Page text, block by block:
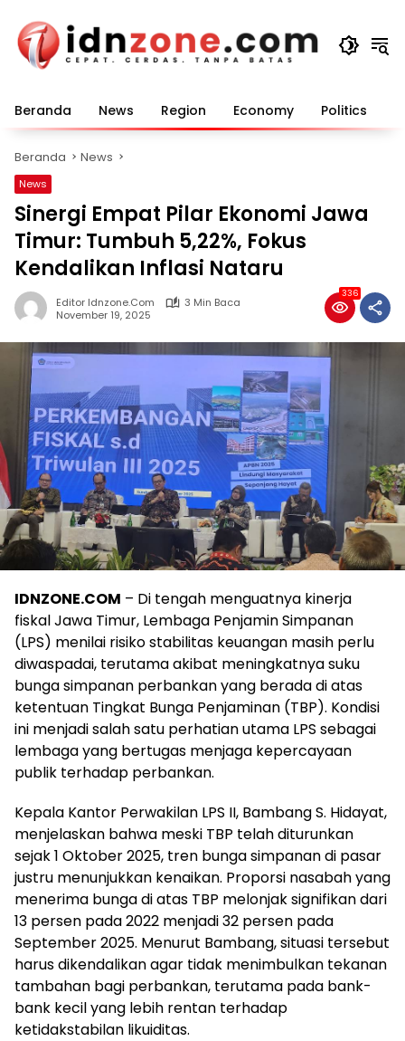
konten
Beranda News Region Economy Politics
Beranda News
News
Sinergi Empat Pilar Ekonomi Jawa
Timur: Tumbuh 5,22%, Fokus
Kendalikan Inflasi Nataru
Editor Idnzone.com
3 Min Baca
November 19, 2025
336
IDNZONE.COM – Di tengah menguatnya kinerja
fiskal Jawa Timur, Lembaga Penjamin Simpanan
(LPS) menilai risiko stabilitas keuangan masih perlu
diwaspadai, terutama akibat meningkatnya suku
bunga simpanan perbankan yang berada di atas
ketentuan Tingkat Bunga Penjaminan (TBP). Kondisi
ini menjadi salah satu perhatian utama LPS sebagai
lembaga yang bertugas menjaga kepercayaan
publik terhadap perbankan.
Kepala Kantor Perwakilan LPS II, Bambang S. Hidayat,
menjelaskan bahwa meski TBP telah diturunkan
sejak 1 Oktober 2025, tren bunga simpanan di pasar
justru menunjukkan kenaikan. Proporsi nasabah yang
menerima bunga di atas TBP melonjak signifikan dari
13 persen pada 2022 menjadi 32 persen pada
September 2025. Menurut Bambang, situasi tersebut
harus dikendalikan agar tidak menimbulkan tekanan
tambahan bagi perbankan, terutama pada bank-
bank kecil yang lebih rentan terhadap
ketidakstabilan likuiditas.